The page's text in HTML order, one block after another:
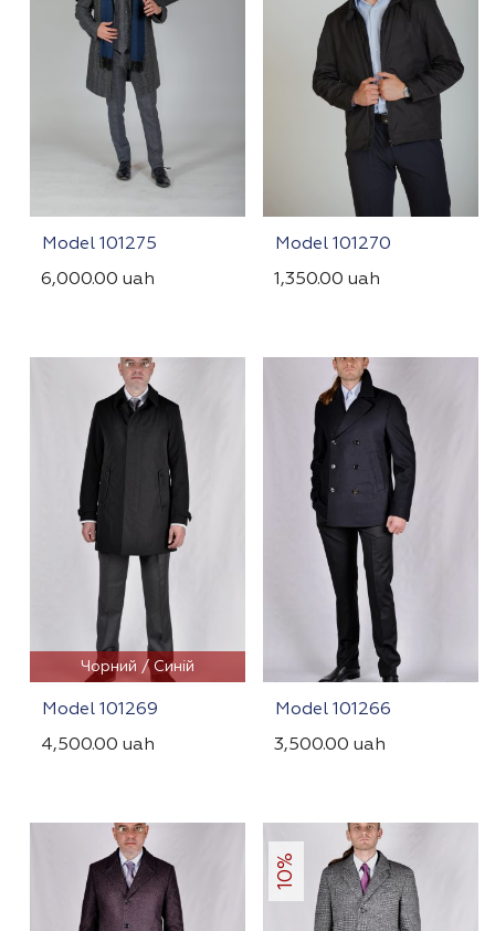
Model 101275
6,000.00 uah
Model 101270
1,350.00uah
Чорний / Синій
Model 101269
4,500.00 uah
Model 101266
3,500.00uah
10%